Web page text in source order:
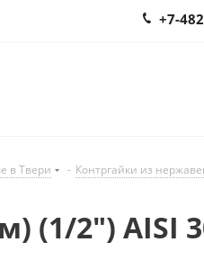
+7-
в Твери - Контргайки из
(1/2") AISI